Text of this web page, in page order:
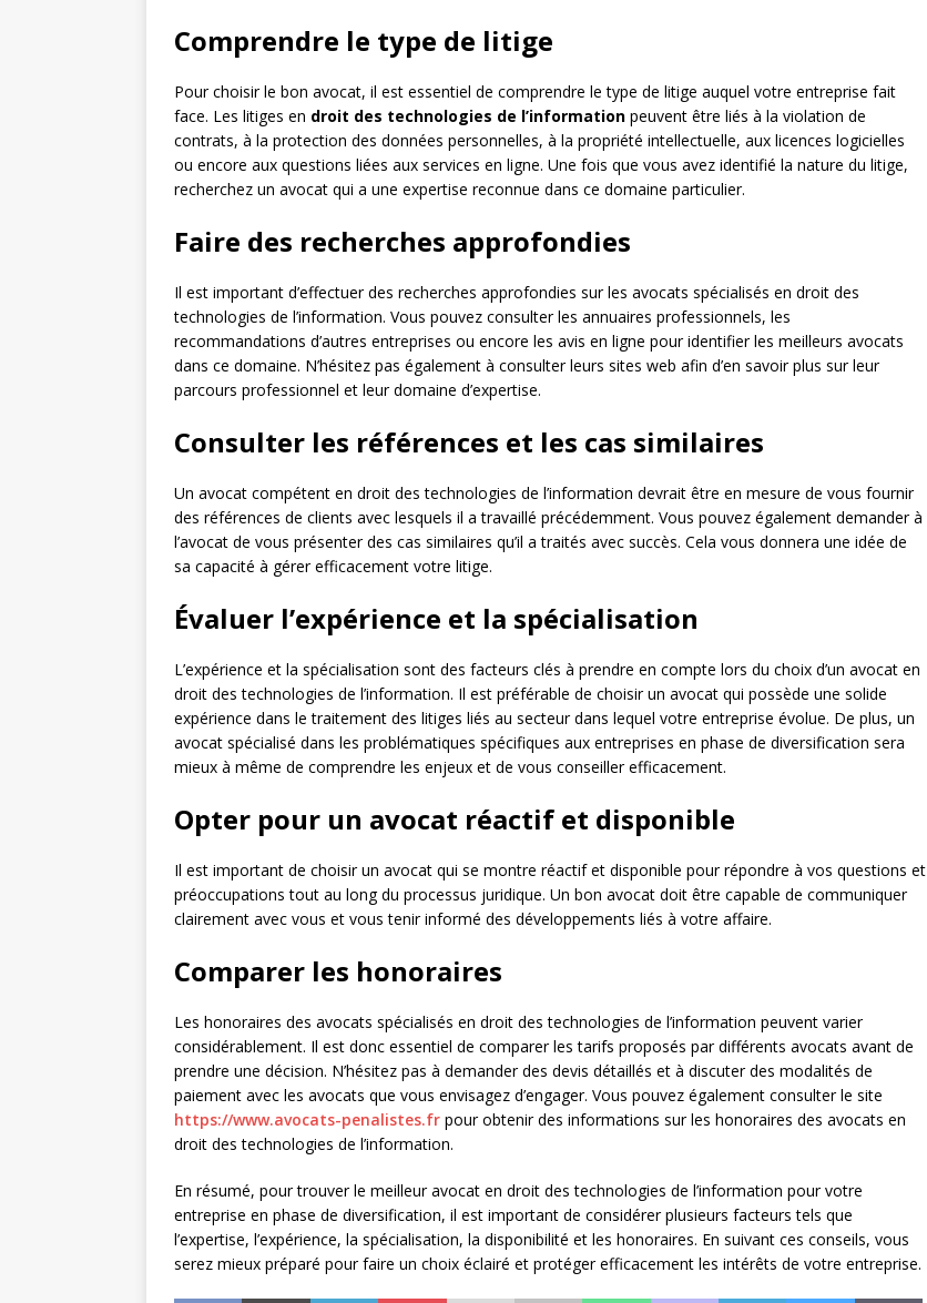
Comprendre le type de litige
Pour choisir le bon avocat, il est essentiel de comprendre le type de litige auquel votre entreprise fait
face. Les litiges en droit des technologies de l’information peuvent être liés à la violation de
contrats, à la protection des données personnelles, à la propriété intellectuelle, aux licences logicielles
ou encore aux questions liées aux services en ligne. Une fois que vous avez identifié la nature du litige,
recherchez un avocat qui a une expertise reconnue dans ce domaine particulier.
Faire des recherches approfondies
Il est important d’effectuer des recherches approfondies sur les avocats spécialisés en droit des
technologies de l’information. Vous pouvez consulter les annuaires professionnels, les
recommandations d’autres entreprises ou encore les avis en ligne pour identifier les meilleurs avocats
dans ce domaine. N’hésitez pas également à consulter leurs sites web afin d’en savoir plus sur leur
parcours professionnel et leur domaine d’expertise.
Consulter les références et les cas similaires
Un avocat compétent en droit des technologies de l’information devrait être en mesure de vous fournir
des références de clients avec lesquels il a travaillé précédemment. Vous pouvez également demander à
l’avocat de vous présenter des cas similaires qu’il a traités avec succès. Cela vous donnera une idée de
sa capacité à gérer efficacement votre litige.
Évaluer l’expérience et la spécialisation
L’expérience et la spécialisation sont des facteurs clés à prendre en compte lors du choix d’un avocat en
droit des technologies de l’information. Il est préférable de choisir un avocat qui possède une solide
expérience dans le traitement des litiges liés au secteur dans lequel votre entreprise évolue. De plus, un
avocat spécialisé dans les problématiques spécifiques aux entreprises en phase de diversification sera
mieux à même de comprendre les enjeux et de vous conseiller efficacement.
Opter pour un avocat réactif et disponible
Il est important de choisir un avocat qui se montre réactif et disponible pour répondre à vos questions et
préoccupations tout au long du processus juridique. Un bon avocat doit être capable de communiquer
clairement avec vous et vous tenir informé des développements liés à votre affaire.
Comparer les honoraires
Les honoraires des avocats spécialisés en droit des technologies de l’information peuvent varier
considérablement. Il est donc essentiel de comparer les tarifs proposés par différents avocats avant de
prendre une décision. N’hésitez pas à demander des devis détaillés et à discuter des modalités de
paiement avec les avocats que vous envisagez d’engager. Vous pouvez également consulter le site
https://www.avocats-penalistes.fr pour obtenir des informations sur les honoraires des avocats en
droit des technologies de l’information.
En résumé, pour trouver le meilleur avocat en droit des technologies de l’information pour votre
entreprise en phase de diversification, il est important de considérer plusieurs facteurs tels que
l’expertise, l’expérience, la spécialisation, la disponibilité et les honoraires. En suivant ces conseils, vous
serez mieux préparé pour faire un choix éclairé et protéger efficacement les intérêts de votre entreprise.